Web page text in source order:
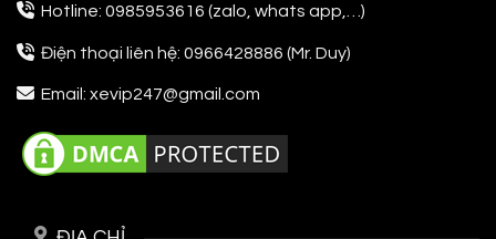
Hotline: 0985953616 (zalo, whats app,…)
Điện thoại liên hệ: 0966428886 (Mr. Duy)
Email: xevip247@gmail.com